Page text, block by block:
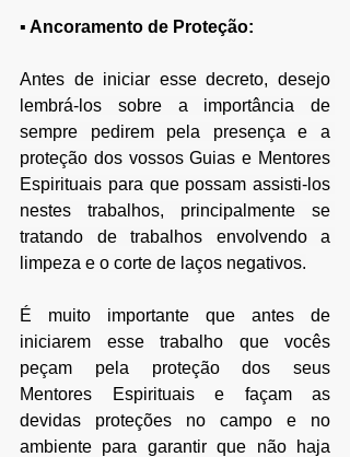
▪ Ancoramento de Proteção:
Antes de iniciar esse decreto, desejo
lembrá-los sobre a importância de
sempre pedirem pela presença e a
proteção dos vossos Guias e Mentores
Espirituais para que possam assisti-los
nestes trabalhos, principalmente se
tratando de trabalhos envolvendo a
limpeza e o corte de laços negativos.
É muito importante que antes de
iniciarem esse trabalho que vocês
peçam pela proteção dos seus
Mentores Espirituais e façam as
devidas proteções no campo e no
ambiente para garantir que não haja